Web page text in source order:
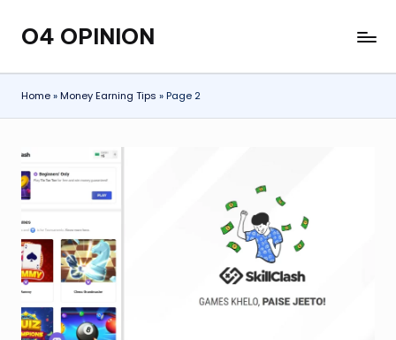
Skip
content
O4 OPINION
Home»Money Earning Tips »Page 2